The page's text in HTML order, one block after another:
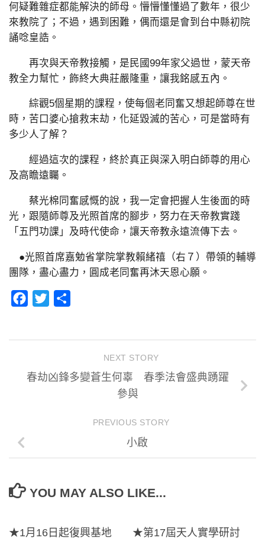
何疑難雜症都能解決的師母。懵懵懂懂過了數年，很少
來教院了；不過，遇到困難，偶而還是會到台中縣初院
誦唸皇誥。
再次與天帝教接觸，是民國99年家父過世，蒙天帝
教全力幫忙，飾終大典莊嚴隆重，讓我銘感五內。
綜觀5個星期的課程，使每個老同奮又想起師尊在世
時，苦口婆心搶救末劫，化延毀滅的苦心，可是當時有
多少人了解？
經過這次的課程，終於真正與深入明白師尊的用心
及高瞻遠矚。
蔡光棉同奮感慨的說，我一定會把握人生後面的時
光，跟隨師尊及光照首席的腳步，努力在天帝教實踐
「五門功課」及時代使命，讓天帝教永遠流傳下去。
●光照首席嘉勉省掌院掌教賴緒禧（右７）帶領的輔導
團隊，盡心盡力，圓成老同奮再沐天恩心願。
Facebook
Twitter
NEXT STORY
春劫凶鋒多變蒼生何辜 春季法會盛典踴躍
參與
PREVIOUS STORY
小啟
YOU MAY ALSO LIKE...
★1月16日起復興基地
★第17屆天人實學研討